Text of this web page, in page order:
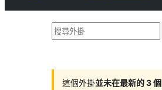
搜
這個外掛並未在最新的 3 個